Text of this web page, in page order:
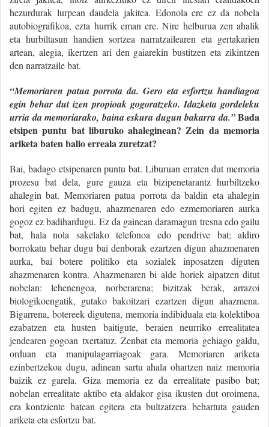
hezurdurak lurpean daudela jakitea. Edonola ere ez da nobela
autobiografikoa, ezta hurrik eman ere. Nire helburua zen ahalik
eta hurbiltasun handien sortzea narratzailearen eta gertakarien
artean, alegia, ikertzen ari den gaiarekin bustitzen eta zikintzen
den narratzaile bat.
“Memoriaren patua porrota da. Gero eta esfortzu handiagoa
egin behar dut izen propioak gogoratzeko. Idazketa gordeleku
urria da memoriarako, baina eskura dugun bakarra da.”Bada
etsipen puntu bat liburuko ahaleginean? Zein da memoria
ariketa baten balio erreala zuretzat?
Bai, badago etsipenaren puntu bat. Liburuan erraten dut memoria
prozesu bat dela, gure gauza eta bizipenetarantz hurbiltzeko
ahalegin bat. Memoriaren patua porrota da baldin eta ahalegin
hori egiten ez badugu, ahazmenaren edo ezmemoriaren aurka
gogoz ez badihardugu. Ez da gainean daramagun tresna edo gailu
bat, hala nola sakelako telefonoa edo pendrive bat; aldiro
borrokatu behar dugu bai denborak ezartzen digun ahazmenaren
aurka, bai botere politiko eta sozialek inposatzen diguten
ahazmenaren kontra. Ahazmenaren bi alde horiek aipatzen ditut
nobelan: lehenengoa, norberarena; bizitzak berak, arrazoi
biologikoengatik, gutako bakoitzari ezartzen digun ahazmena.
Bigarrena, botereek digutena, memoria indibiduala eta kolektiboa
ezabatzen eta husten baitigute, beraien neurriko errealitatea
jendearen gogoan txertatuz. Zenbat eta memoria gehiago galdu,
orduan eta manipulagarriagoak gara. Memoriaren ariketa
ezinbertzekoa dugu, adinean sartu ahala ohartzen naiz memoria
baizik ez garela. Giza memoria ez da errealitate pasibo bat;
nobelan errealitate aktibo eta aldakor gisa ikusten dut oroimena,
era kontziente batean egitera eta bultzatzera behartuta gauden
ariketa eta esfortzu bat.